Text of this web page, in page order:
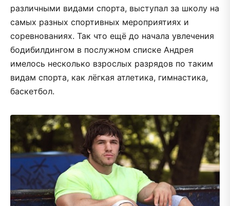
различными видами спорта, выступал за школу на
самых разных спортивных мероприятиях и
соревнованиях. Так что ещё до начала увлечения
бодибилдингом в послужном списке Андрея
имелось несколько взрослых разрядов по таким
видам спорта, как лёгкая атлетика, гимнастика,
баскетбол.